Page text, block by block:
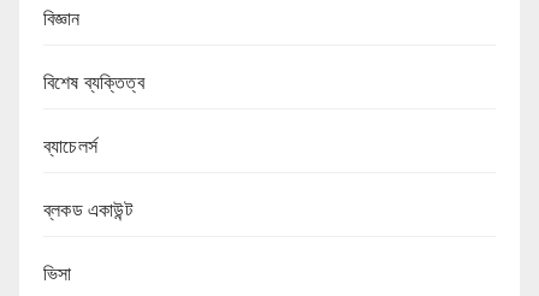
বিজ্ঞান
বিশেষ ব্যক্তিত্ব
ব্যাচেলর্স
ব্লকড একাউন্ট
ভিসা